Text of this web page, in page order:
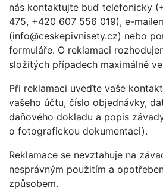
nás kontaktujte buď telefonicky
475, +420 607 556 019), e-
(info@ceskepivnisety.cz) nebo
formuláře. O reklamaci
složitých případech maximálně
Při reklamaci uveďte vaše
vašeho účtu, číslo objednávky,
daňového dokladu a popis
o fotografickou dokumentaci).
Reklamace se nevztahuje na
nesprávným použitím a
způsobem.